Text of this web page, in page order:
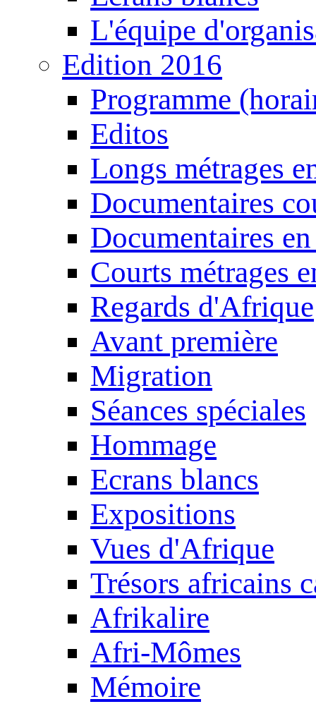
L'équipe
Edition 2016
Programme
Editos
Longs métrages
Documentaires
Documentaires
Courts métrages
Regards d'Afrique
Avant première
Migration
Séances spéciales
Hommage
Ecrans blancs
Expositions
Vues d'Afrique
Trésors africains
Afrikalire
Afri-Mômes
Mémoire